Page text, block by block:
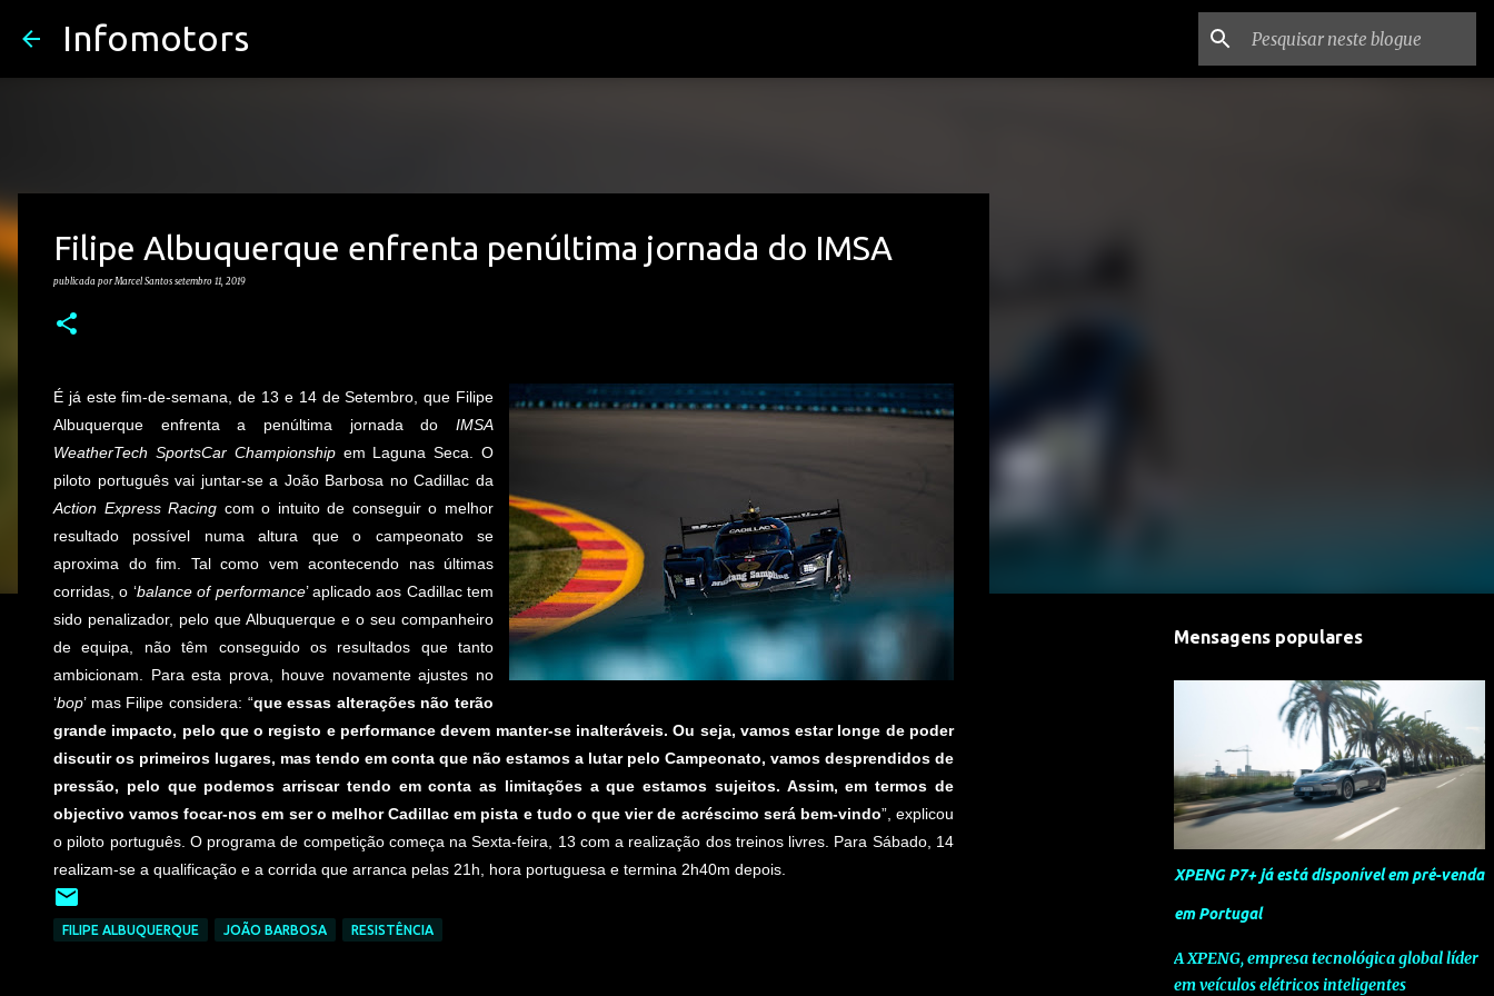
Infomotors
Filipe Albuquerque enfrenta penúltima jornada do IMSA
publicada porMarcel Santos setembro 11, 2019
É já este fim-de-semana, de 13 e 14 de Setembro, que Filipe
Albuquerque enfrenta a penúltima jornada do IMSA
WeatherTech SportsCar Championshipem Laguna Seca. O
piloto português vai juntar-se a João Barbosa no Cadillac da
Action Express Racing com o intuito de conseguir o melhor
resultado possível numa altura que o campeonato se
aproxima do fim. Tal como vem acontecendo nas últimas
corridas, o ‘balance of performance’ aplicado aos Cadillac tem
sido penalizador, pelo que Albuquerque e o seu companheiro
de equipa, não têm conseguido os resultados que tanto
ambicionam. Para esta prova, houve novamente ajustes no
‘bop’ mas Filipe considera: “que essas alterações não terão
grande impacto, pelo que o registo e performance devem manter-se inalteráveis. Ou seja, vamos estar longe de poder
discutir os primeiros lugares, mas tendo em conta que não estamos a lutar pelo Campeonato, vamos desprendidos de
pressão, pelo que podemos arriscar tendo em conta as limitações a que estamos sujeitos. Assim, em termos de
objectivo vamos focar-nos em ser o melhor Cadillac em pista e tudo o que vier de acréscimo será bem-vindo”, explicou
o piloto português. O programa de competição começa na Sexta-feira, 13 com a realização dos treinos livres. Para Sábado, 14
realizam-se a qualificação e a corrida que arranca pelas 21h, hora portuguesa e termina 2h40m depois.
FILIPE ALBUQUERQUE JOÃO BARBOSA RESISTÊNCIA
Mensagens populares
XPENG P7+ já está disponível em pré-venda
em Portugal
A XPENG, empresa tecnológica global líder
em veículos elétricos inteligentes